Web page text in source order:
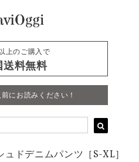
上のご購入で
送料無料
にお読みください！
ドデニムパンツ［S-XL］